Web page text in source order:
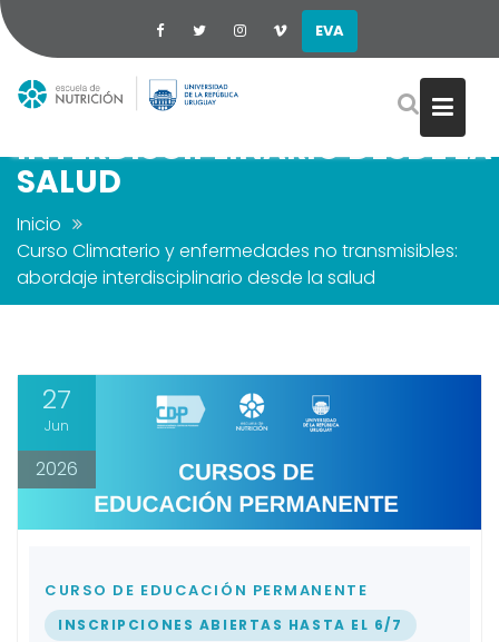
contenido
EVA
CURSO CLIMATERIO Y
ENFERMEDADES NO
TRANSMISIBLES: ABORDAJE
INTERDISCIPLINARIO DESDE LA
SALUD
Inicio
Curso Climaterio y enfermedades no transmisibles:
abordaje interdisciplinario desde la salud
27
Jun
2026
CURSO DE EDUCACIÓN PERMANENTE
INSCRIPCIONES ABIERTAS HASTA EL 6/7